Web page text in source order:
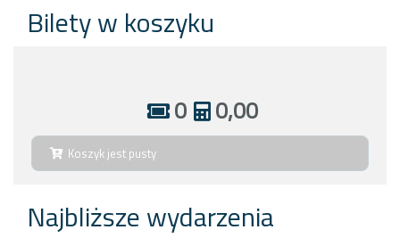
Bilety w koszyku
0 0,00
Koszyk jest pusty
Najbliższe wydarzenia